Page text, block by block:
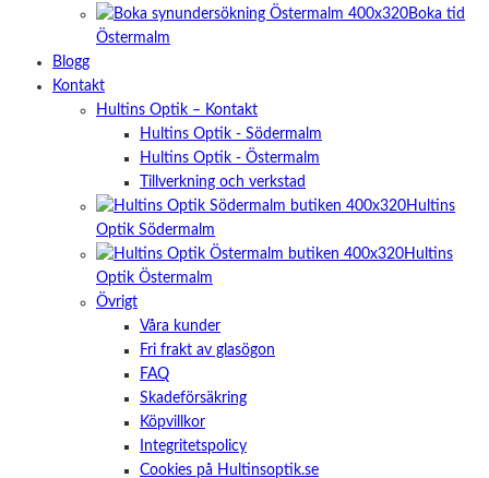
Boka tid
Östermalm
Blogg
Kontakt
Hultins Optik – Kontakt
Hultins Optik - Södermalm
Hultins Optik - Östermalm
Tillverkning och verkstad
Hultins
Optik Södermalm
Hultins
Optik Östermalm
Övrigt
Våra kunder
Fri frakt av glasögon
FAQ
Skadeförsäkring
Köpvillkor
Integritetspolicy
Cookies på Hultinsoptik.se